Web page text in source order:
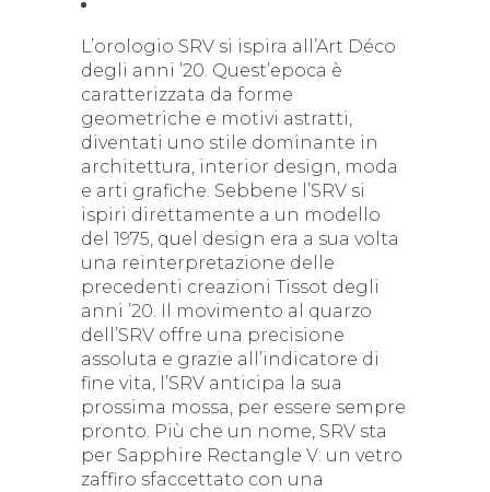
L’orologio SRV si ispira all’Art Déco
degli anni ’20. Quest’epoca è
caratterizzata da forme
geometriche e motivi astratti,
diventati uno stile dominante in
architettura, interior design, moda
e arti grafiche. Sebbene l’SRV si
ispiri direttamente a un modello
del 1975, quel design era a sua volta
una reinterpretazione delle
precedenti creazioni Tissot degli
anni ’20. Il movimento al quarzo
dell’SRV offre una precisione
assoluta e grazie all’indicatore di
fine vita, l’SRV anticipa la sua
prossima mossa, per essere sempre
pronto. Più che un nome, SRV sta
per Sapphire Rectangle V: un vetro
zaffiro sfaccettato con una